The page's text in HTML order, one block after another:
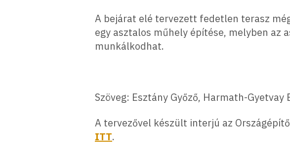
A bejárat elé tervezett fedetlen terasz
egy asztalos műhely építése, melyben az
munkálkodhat.
Szöveg: Esztány Győző, Harmath-Gyetvay
A tervezővel készült interjú az
ITT.